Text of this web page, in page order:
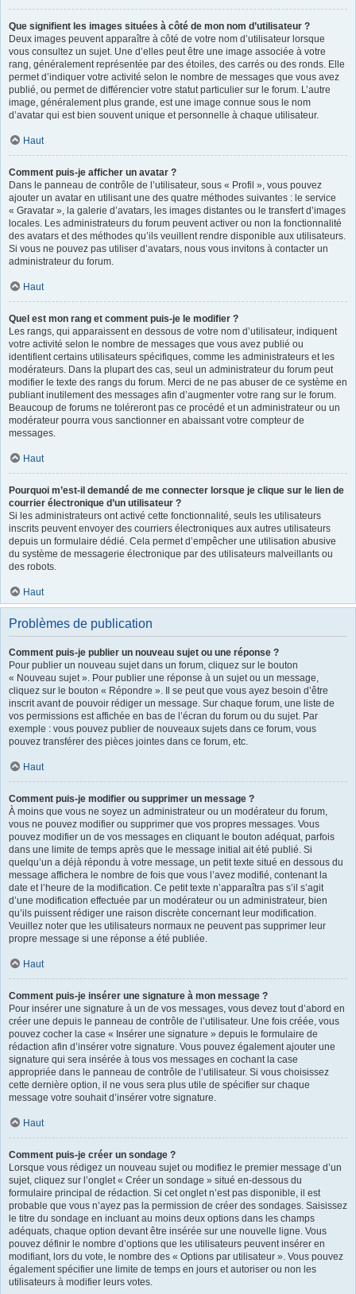
Que signifient les images situées à côté de mon nom d’utilisateur ?
Deux images peuvent apparaître à côté de votre nom d’utilisateur lorsque
vous consultez un sujet. Une d’elles peut être une image associée à votre
rang, généralement représentée par des étoiles, des carrés ou des ronds. Elle
permet d’indiquer votre activité selon le nombre de messages que vous avez
publié, ou permet de différencier votre statut particulier sur le forum. L’autre
image, généralement plus grande, est une image connue sous le nom
d’avatar qui est bien souvent unique et personnelle à chaque utilisateur.
Haut
Comment puis-je afficher un avatar ?
Dans le panneau de contrôle de l’utilisateur, sous « Profil », vous pouvez
ajouter un avatar en utilisant une des quatre méthodes suivantes : le service
« Gravatar », la galerie d’avatars, les images distantes ou le transfert d’images
locales. Les administrateurs du forum peuvent activer ou non la fonctionnalité
des avatars et des méthodes qu’ils veuillent rendre disponible aux utilisateurs.
Si vous ne pouvez pas utiliser d’avatars, nous vous invitons à contacter un
administrateur du forum.
Haut
Quel est mon rang et comment puis-je le modifier ?
Les rangs, qui apparaissent en dessous de votre nom d’utilisateur, indiquent
votre activité selon le nombre de messages que vous avez publié ou
identifient certains utilisateurs spécifiques, comme les administrateurs et les
modérateurs. Dans la plupart des cas, seul un administrateur du forum peut
modifier le texte des rangs du forum. Merci de ne pas abuser de ce système en
publiant inutilement des messages afin d’augmenter votre rang sur le forum.
Beaucoup de forums ne toléreront pas ce procédé et un administrateur ou un
modérateur pourra vous sanctionner en abaissant votre compteur de
messages.
Haut
Pourquoi m’est-il demandé de me connecter lorsque je clique sur le lien de
courrier électronique d’un utilisateur ?
Si les administrateurs ont activé cette fonctionnalité, seuls les utilisateurs
inscrits peuvent envoyer des courriers électroniques aux autres utilisateurs
depuis un formulaire dédié. Cela permet d’empêcher une utilisation abusive
du système de messagerie électronique par des utilisateurs malveillants ou
des robots.
Haut
Problèmes de publication
Comment puis-je publier un nouveau sujet ou une réponse ?
Pour publier un nouveau sujet dans un forum, cliquez sur le bouton
« Nouveau sujet ». Pour publier une réponse à un sujet ou un message,
cliquez sur le bouton « Répondre ». Il se peut que vous ayez besoin d’être
inscrit avant de pouvoir rédiger un message. Sur chaque forum, une liste de
vos permissions est affichée en bas de l’écran du forum ou du sujet. Par
exemple : vous pouvez publier de nouveaux sujets dans ce forum, vous
pouvez transférer des pièces jointes dans ce forum, etc.
Haut
Comment puis-je modifier ou supprimer un message ?
À moins que vous ne soyez un administrateur ou un modérateur du forum,
vous ne pouvez modifier ou supprimer que vos propres messages. Vous
pouvez modifier un de vos messages en cliquant le bouton adéquat, parfois
dans une limite de temps après que le message initial ait été publié. Si
quelqu’un a déjà répondu à votre message, un petit texte situé en dessous du
message affichera le nombre de fois que vous l’avez modifié, contenant la
date et l’heure de la modification. Ce petit texte n’apparaîtra pas s’il s’agit
d’une modification effectuée par un modérateur ou un administrateur, bien
qu’ils puissent rédiger une raison discrète concernant leur modification.
Veuillez noter que les utilisateurs normaux ne peuvent pas supprimer leur
propre message si une réponse a été publiée.
Haut
Comment puis-je insérer une signature à mon message ?
Pour insérer une signature à un de vos messages, vous devez tout d’abord en
créer une depuis le panneau de contrôle de l’utilisateur. Une fois créée, vous
pouvez cocher la case « Insérer une signature » depuis le formulaire de
rédaction afin d’insérer votre signature. Vous pouvez également ajouter une
signature qui sera insérée à tous vos messages en cochant la case
appropriée dans le panneau de contrôle de l’utilisateur. Si vous choisissez
cette dernière option, il ne vous sera plus utile de spécifier sur chaque
message votre souhait d’insérer votre signature.
Haut
Comment puis-je créer un sondage ?
Lorsque vous rédigez un nouveau sujet ou modifiez le premier message d’un
sujet, cliquez sur l’onglet « Créer un sondage » situé en-dessous du
formulaire principal de rédaction. Si cet onglet n’est pas disponible, il est
probable que vous n’ayez pas la permission de créer des sondages. Saisissez
le titre du sondage en incluant au moins deux options dans les champs
adéquats, chaque option devant être insérée sur une nouvelle ligne. Vous
pouvez définir le nombre d’options que les utilisateurs peuvent insérer en
modifiant, lors du vote, le nombre des « Options par utilisateur ». Vous pouvez
également spécifier une limite de temps en jours et autoriser ou non les
utilisateurs à modifier leurs votes.